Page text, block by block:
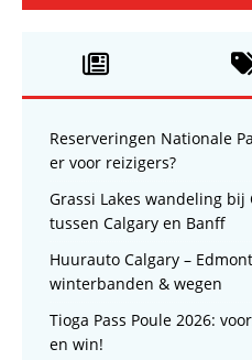
Reserveringen Nationale
er voor reizigers?
Grassi Lakes wandeling
tussen Calgary en Banff
Huurauto Calgary –
winterbanden & wegen
Tioga Pass Poule 2026:
en win!